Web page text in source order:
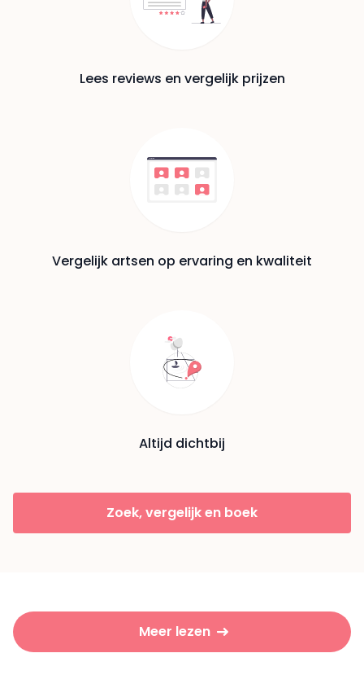
Lees reviews en vergelijk prijzen
Vergelijk artsen op ervaring en kwaliteit
Altijd dichtbij
Zoek, vergelijk en boek
Meer lezen